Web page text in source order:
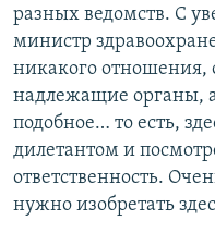
разных ведомств. С
министр
никакого отношения,
надлежащие органы,
подобное… то есть,
дилетантом и
ответственность.
нужно изобретать